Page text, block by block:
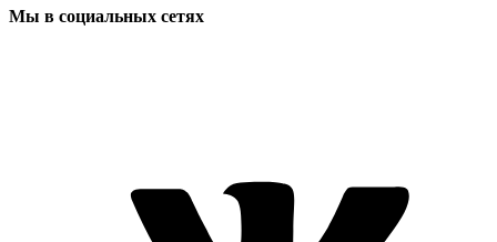
Мы в социальных сетях